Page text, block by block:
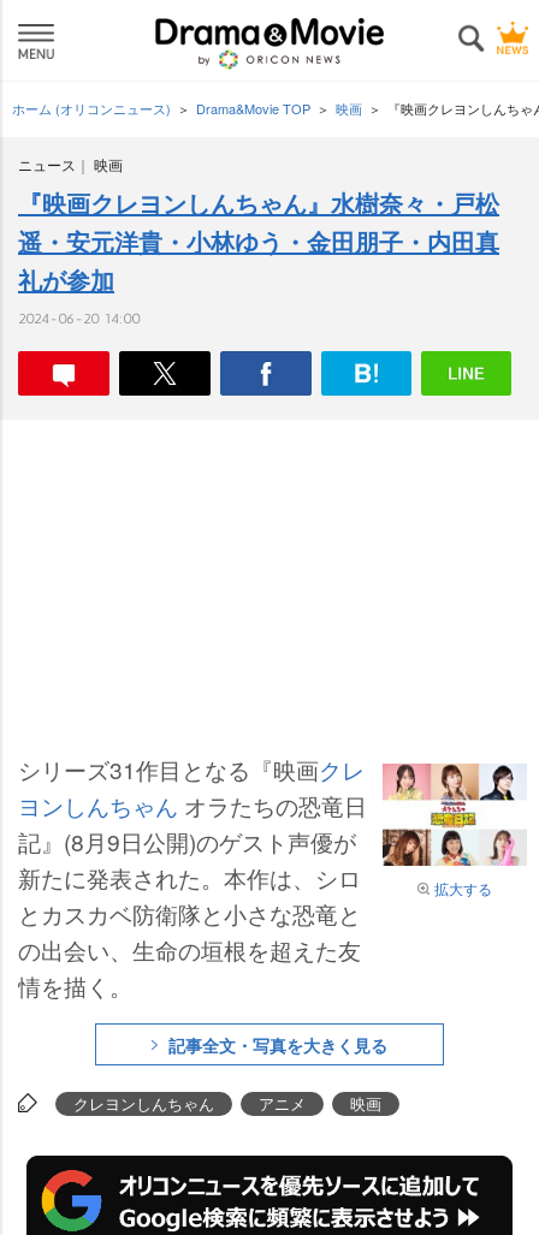
ホーム (オリコンニュース) Drama&Movie TOP 映画 『映画クレヨンしんち
ニュース 映画
『映画クレヨンしんちゃん』水樹奈々・戸松
遥・安元洋貴・小林ゆう・金田朋子・内田真
礼が参加
2024-06-20 14:00
拡大する
シリーズ31作目となる『映画クレ
ヨンしんちゃん オラたちの恐竜日
記』(8月9日公開)のゲスト声優が
新たに発表された。本作は、シロ
とカスカベ防衛隊と小さな恐竜と
の出会い、生命の垣根を超えた友
情を描く。
記事全文・写真を大きく見る
クレヨンしんちゃん アニメ 映画